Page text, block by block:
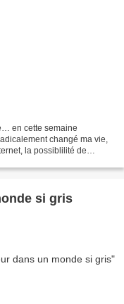
en cette semaine
changé ma vie,
la possiblilité de
si gris